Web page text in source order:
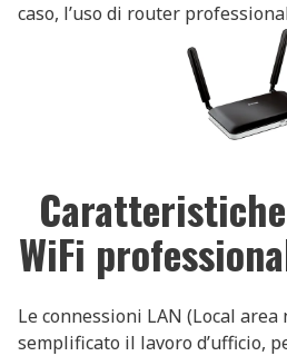
caso, l’uso di router
WiFi
Le connessioni LAN (Local
semplificato il lavoro d’ufficio,